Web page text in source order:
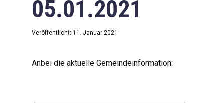
05.01.2021
Veröffentlicht: 11. Januar 2021
Anbei die aktuelle Gemeindeinformation: